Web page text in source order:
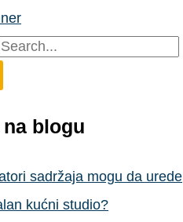
blogu
sadržaja mogu da urede
kućni studio?